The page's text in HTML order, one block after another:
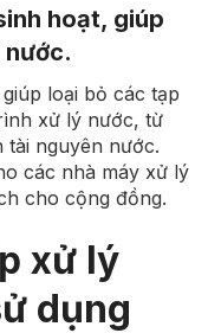
hoạt, giúp
nước.
loại bỏ các tạp
xử lý nước, từ
tài nguyên nước.
các nhà máy xử lý
cho cộng đồng.
xử lý
dụng